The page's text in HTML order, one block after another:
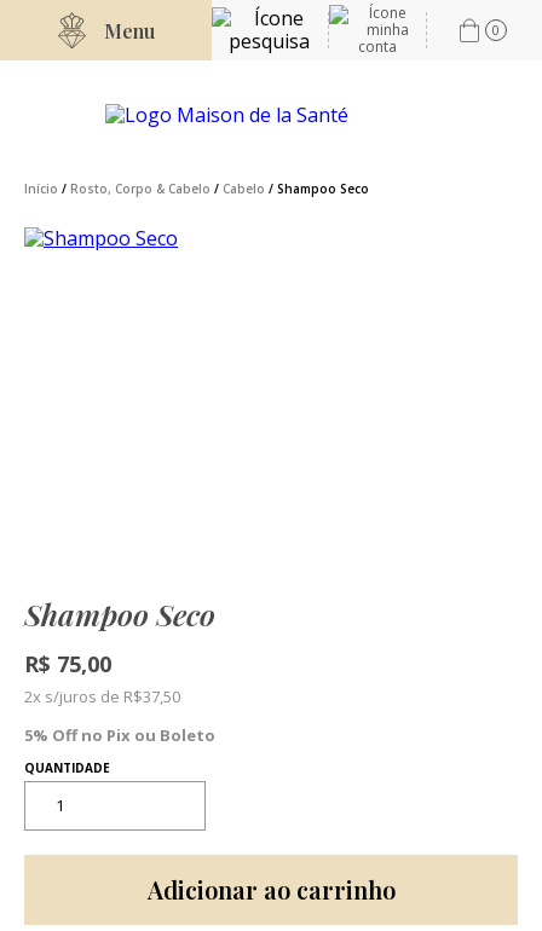
Menu 0
Início / Rosto, Corpo & Cabelo / Cabelo / Shampoo Seco
Shampoo Seco
R$ 75,00
2x s/juros de R$37,50
5% Off no Pix ou Boleto
Adicionar ao carrinho